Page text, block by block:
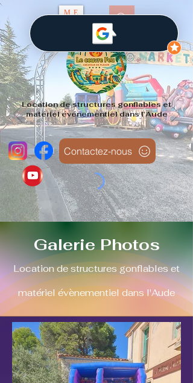
ME
Location de structures gonflables et
matériel événementiel dans l'Aude
Contactez-nous
Galerie Photos
Location de structures gonflables et
matériel évènementiel dans l'Aude